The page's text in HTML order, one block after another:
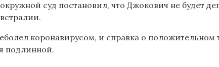
суд постановил, что Джокович не будет
коронавирусом, и справка о положительном
подлинной.